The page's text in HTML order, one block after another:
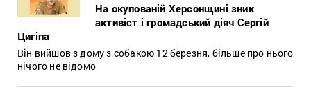
На окупованій Херсонщині зник
активіст і громадський діяч Сергій
Цигіпа
Він вийшов з дому з собакою 12 березня, більше про нього
нічого не відомо